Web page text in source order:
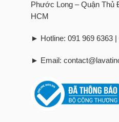
Phước Long – Quận Thủ
HCM
► Hotline: 091 969 6363 |
► Email: